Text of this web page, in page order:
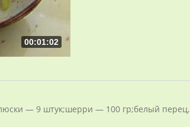
00:01:02
— 9 штук;шерри — 100 гр;белый перец,